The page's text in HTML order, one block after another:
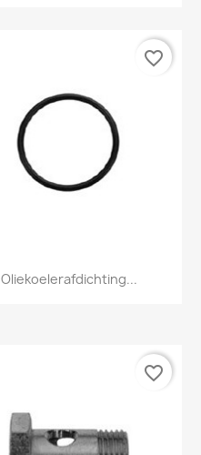
Snel bekijken
Oliekoelerafdichting...
favorite_border
favorite_border